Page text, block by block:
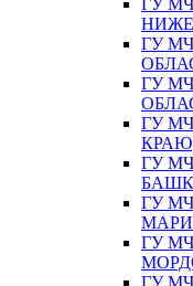
ГУ
ГУ
ГУ
ГУ
КРАЮ
ГУ
ГУ
ГУ
ГУ